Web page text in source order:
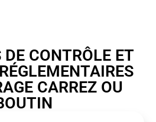
CONTRÔLE ET
CARREZ OU